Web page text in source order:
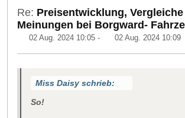
Re: Preisentwicklung, Vergleiche
Meinungen bei Borgward-
02 Aug. 2024 10:05 - 02 Aug. 2024 10:09
Miss Daisy schrieb:
So!